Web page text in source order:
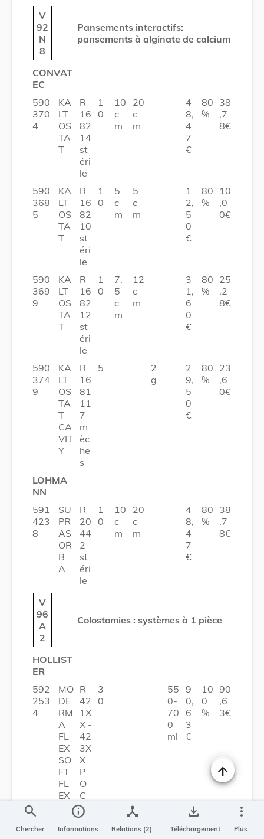
V
92
N
8
Pansements interactifs:
pansements à alginate de calcium
CONVAT
EC
590
370
4
KA
LT
OS
TA
T
R
16
82
14
st
éri
le
1
0
10
c
m
20
c
m
4
8,
4
7
€
80
%
38
,7
8€
590
368
5
KA
LT
OS
TA
T
R
16
82
10
st
éri
le
1
0
5
c
m
5
c
m
1
2,
5
0
€
80
%
10
,0
0€
590
369
9
KA
LT
OS
TA
T
R
16
82
12
st
éri
le
1
0
7,
5
c
m
12
c
m
3
1,
6
0
€
80
%
25
,2
8€
590
374
9
KA
LT
OS
TA
T
CA
VIT
Y
R
16
81
11
7
m
èc
he
s
5
2
g
2
9,
5
0
€
80
%
23
,6
0€
LOHMA
NN
591
423
8
SU
PR
AS
OR
B
A
R
20
44
2
st
éri
le
1
0
10
c
m
20
c
m
4
8,
4
7
€
80
%
38
,7
8€
V
96
A
2
Colostomies : systèmes à 1 pièce
HOLLIST
ER
592
253
4
MO
DE
RM
A
FL
EX
SO
FT
FL
EX
QU
R
42
1X
X -
42
3X
X
P
O
C
OL
O
be
3
0
55
0-
70
0
ml
9
0,
6
3
€
10
0
%
90
,6
3€
Changer la
search
Chercher
info
Informations
device_hub
Relations (2)
save_alt
Téléchargement
more_vert
Plus